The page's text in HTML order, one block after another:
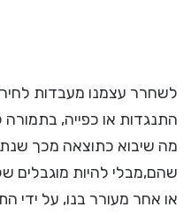
לשחרר עצמנו מעבדות
התנגדות או כפייה,
מה שיבוא כתוצאה מכך
שהם,מבלי להיות מוגבלים
או אחר מעורר בנו, על ידי